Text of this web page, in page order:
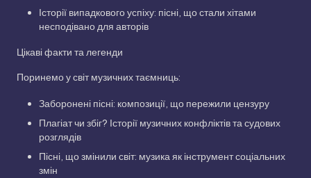
Історії випадкового успіху: пісні, що стали хітами
несподівано для авторів
Цікаві факти та легенди
Поринемо у світ музичних таємниць:
Заборонені пісні: композиції, що пережили цензуру
Плагіат чи збіг? Історії музичних конфліктів та судових
розглядів
Пісні, що змінили світ: музика як інструмент соціальних
змін